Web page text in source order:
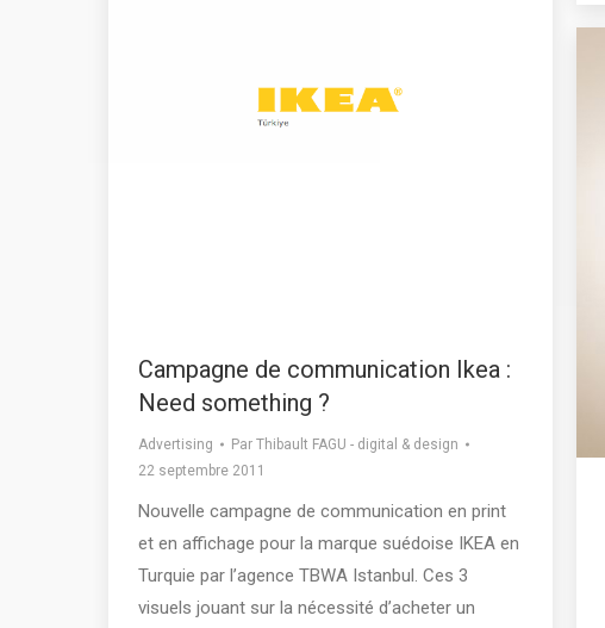
Campagne de communication Ikea :
Need something ?
Advertising Par Thibault FAGU - digital & design
22 septembre 2011
Nouvelle campagne de communication en print
et en affichage pour la marque suédoise IKEA en
Turquie par l’agence TBWA Istanbul. Ces 3
visuels jouant sur la nécessité d’acheter un